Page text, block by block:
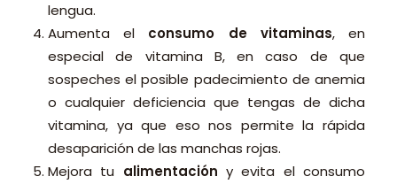
lengua.
Aumenta el consumo de vitaminas, en
especial de vitamina B, en caso de que
sospeches el posible padecimiento de anemia
o cualquier deficiencia que tengas de dicha
vitamina, ya que eso nos permite la rápida
desaparición de las manchas rojas.
Mejora tu alimentacióny evita el consumo